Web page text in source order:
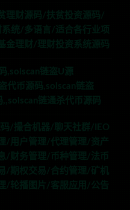
理财源码/扶贫投资源码/
系统/多语言/适合各行业项
金理财/理财投资系统源码
,solscan链盗U源
代币源码,solscan链盗
,,solscan链通杀代币源码
码/撮合机器/聊天社群/IEO
/用户管理/代理管理/资产
/财务管理/币种管理/法币
/期权交易/合约管理/矿机
/轮播图片/客服应用/公告